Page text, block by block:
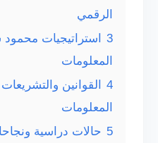
الرقمي
3
استراتيجيات
المعلومات
4
القوانين
المعلومات
5 حالات دراسية